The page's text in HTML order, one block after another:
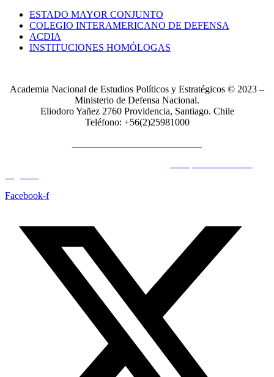
ESTADO MAYOR CONJUNTO
COLEGIO INTERAMERICANO DE DEFENSA
ACDIA
INSTITUCIONES HOMÓLOGAS
Academia Nacional de Estudios Políticos y Estratégicos © 2023 –
Ministerio de Defensa Nacional.
Eliodoro Yañez 2760 Providencia, Santiago. Chile
Teléfono: +56(2)25981000
Facebook-f